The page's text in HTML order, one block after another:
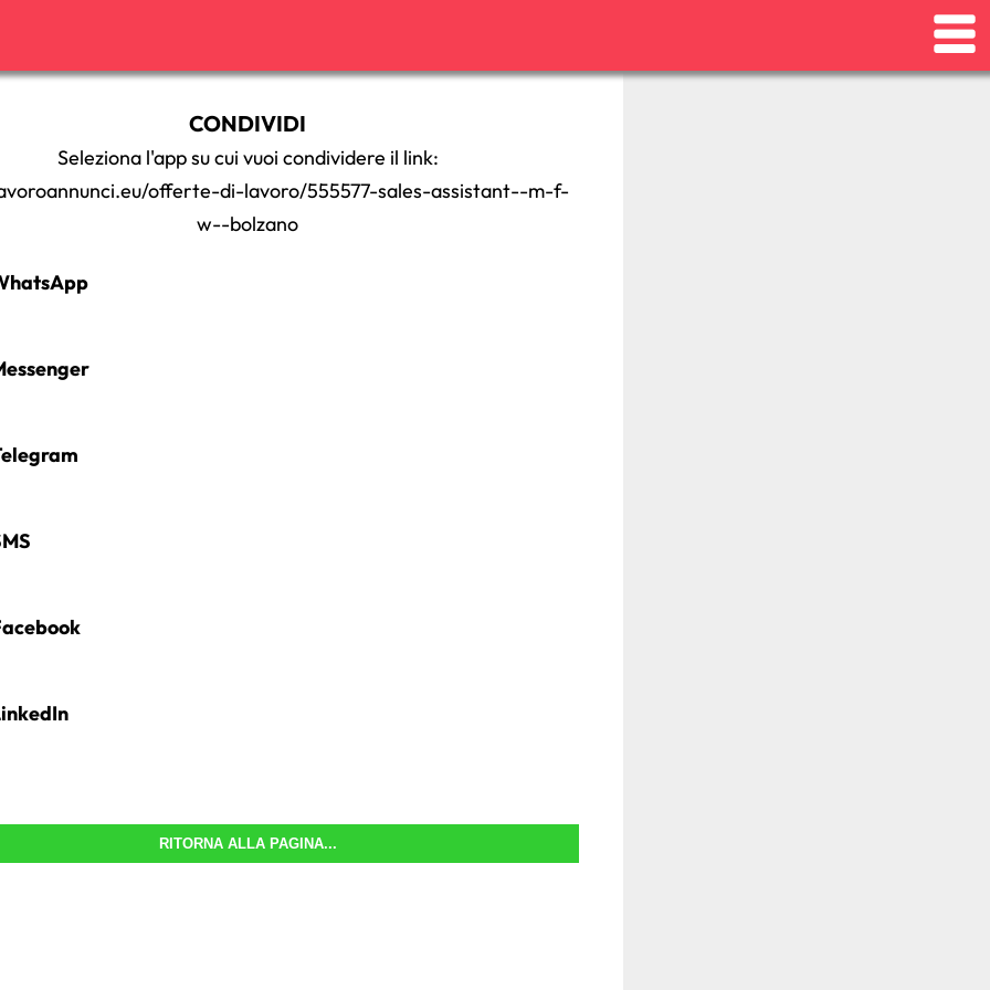
CONDIVIDI
Seleziona l'app su cui vuoi condividere il link:
offerte-di-lavoro/555577-sales-assistant--m-f-
w--bolzano
RITORNA ALLA PAGINA...